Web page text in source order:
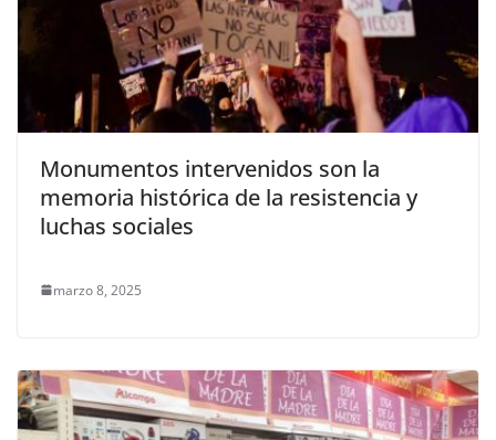
Monumentos intervenidos son la
memoria histórica de la resistencia y
luchas sociales
marzo 8, 2025